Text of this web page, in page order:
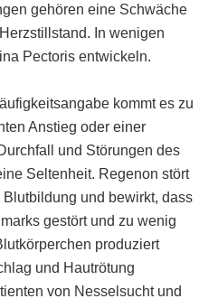
gehören eine Schwäche
In wenigen
Pectoris entwickeln.
kommt es zu
Anstieg oder einer
und Störungen des
Seltenheit. Regenon stört
und bewirkt, dass
gestört und zu wenig
produziert
und Hautrötung
von Nesselsucht und